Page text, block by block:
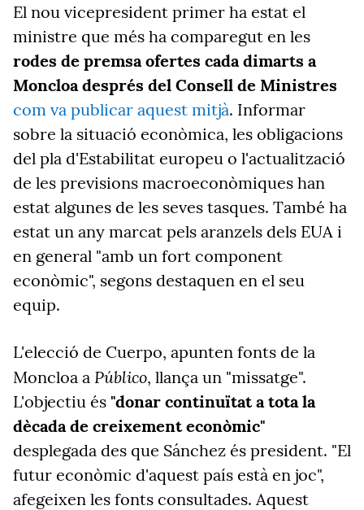
El nou vicepresident primer ha estat el
ministre que més ha comparegut en les
rodes de premsa ofertes cada dimarts a
Moncloa després del Consell de Ministres
com va publicar aquest mitjà. Informar
sobre la situació econòmica, les obligacions
del pla d'Estabilitat europeu o l'actualització
de les previsions macroeconòmiques han
estat algunes de les seves tasques. També ha
estat un any marcat pels aranzels dels EUA i
en general "amb un fort component
econòmic", segons destaquen en el seu
equip.
L'elecció de Cuerpo, apunten fonts de la
Moncloa a Público, llança un "missatge".
L'objectiu és "donar continuïtat a tota la
dècada de creixement econòmic"
desplegada des que Sánchez és president. "El
futur econòmic d'aquest país està en joc",
afegeixen les fonts consultades. Aquest